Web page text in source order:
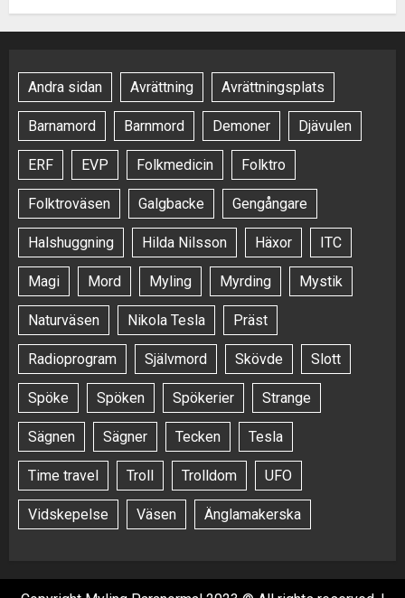
Andra sidan Avrättning Avrättningsplats
Barnamord Barnmord Demoner Djävulen
ERF EVP Folkmedicin Folktro
Folktroväsen Galgbacke Gengångare
Halshuggning Hilda Nilsson Häxor ITC
Magi Mord Myling Myrding Mystik
Naturväsen Nikola Tesla Präst
Radioprogram Självmord Skövde Slott
Spöke Spöken Spökerier Strange
Sägnen Sägner Tecken Tesla
Time travel Troll Trolldom UFO
Vidskepelse Väsen Änglamakerska